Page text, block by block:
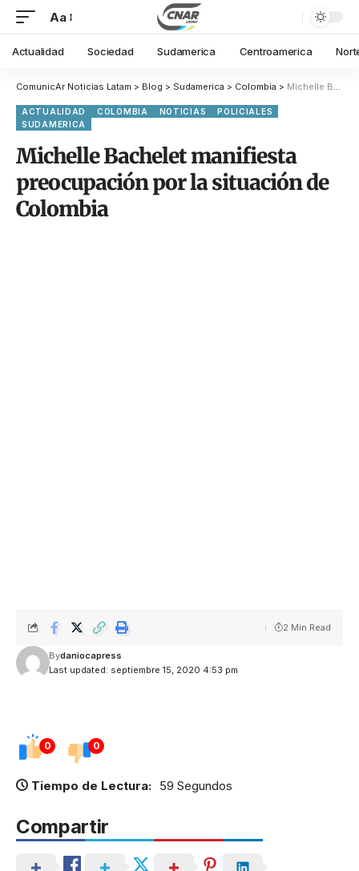
Aa
Actualidad Sociedad Sudamerica Centroamerica
ComunicAr Noticias Latam > Blog > Sudamerica > Colombia > Michelle Bachelet manifiesta preocupación por la situación de Colombia
ACTUALIDAD COLOMBIA NOTICIAS
POLICIALES
SUDAMERICA
Michelle Bachelet manifiesta
preocupación por la situación de
Colombia
Last updated: septiembre 15, 2020 4:53 pm
Bydaniocapress
2 Min Read
0 0
Tiempo de Lectura: 59 Segundos
Compartir